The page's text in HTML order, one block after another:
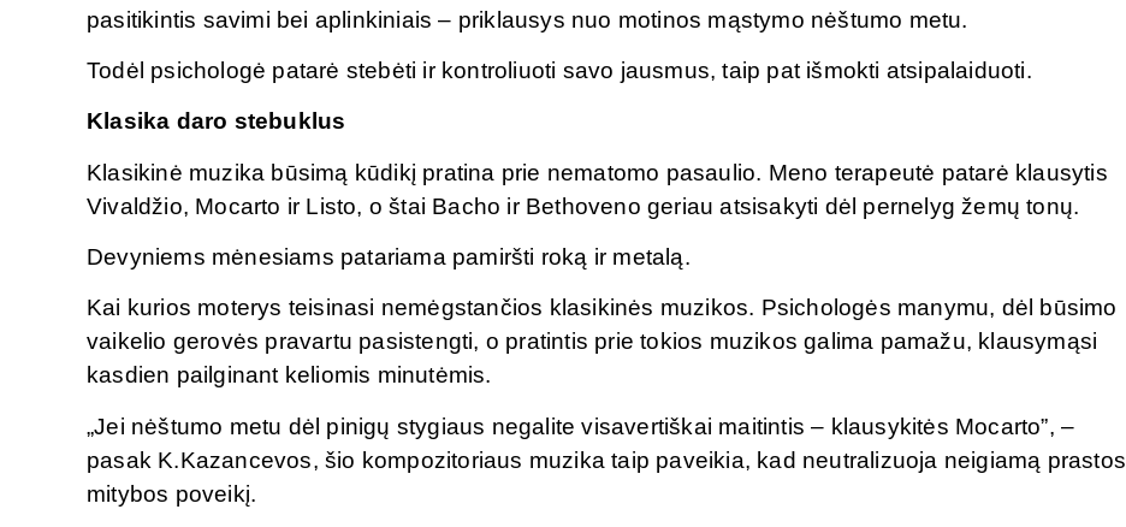
pasitikintis savimi bei aplinkiniais – priklausys nuo motinos mąstymo nėštumo metu.
Todėl psichologė patarė stebėti ir kontroliuoti savo jausmus, taip pat išmokti atsipalaiduoti.
Klasika daro stebuklus
Klasikinė muzika būsimą kūdikį pratina prie nematomo pasaulio. Meno terapeutė patarė klausytis
Vivaldžio, Mocarto ir Listo, o štai Bacho ir Bethoveno geriau atsisakyti dėl pernelyg žemų tonų.
Devyniems mėnesiams patariama pamiršti roką ir metalą.
Kai kurios moterys teisinasi nemėgstančios klasikinės muzikos. Psichologės manymu, dėl būsimo
vaikelio gerovės pravartu pasistengti, o pratintis prie tokios muzikos galima pamažu, klausymąsi
kasdien pailginant keliomis minutėmis.
„Jei nėštumo metu dėl pinigų stygiaus negalite visavertiškai maitintis – klausykitės Mocarto”, –
pasak K.Kazancevos, šio kompozitoriaus muzika taip paveikia, kad neutralizuoja neigiamą prastos
mitybos poveikį.